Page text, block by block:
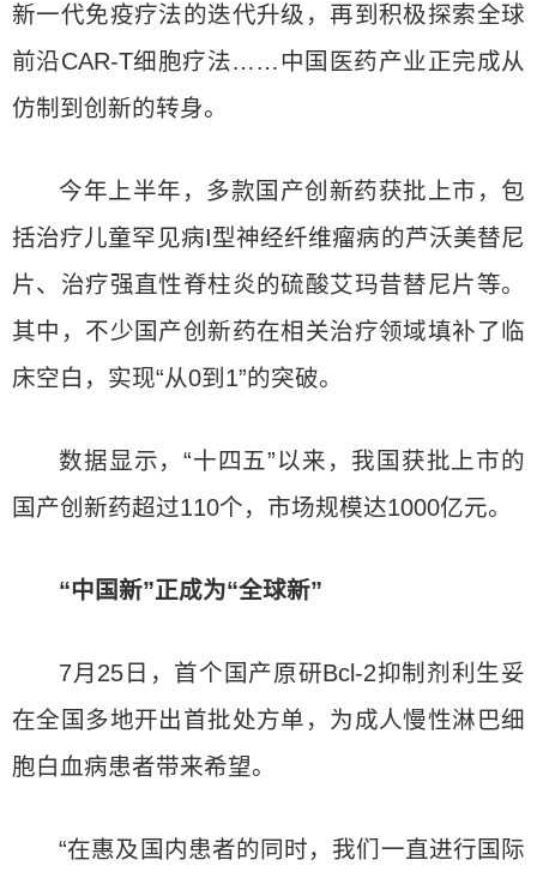
新一代免疫疗法的迭代升级，再到积极探索全球
前沿CAR-T细胞疗法……中国医药产业正完成从
仿制到创新的转身。
今年上半年，多款国产创新药获批上市，包
括治疗儿童罕见病I型神经纤维瘤病的芦沃美替尼
片、治疗强直性脊柱炎的硫酸艾玛昔替尼片等。
其中，不少国产创新药在相关治疗领域填补了临
床空白，实现“从0到1”的突破。
数据显示，“十四五”以来，我国获批上市的
国产创新药超过110个，市场规模达1000亿元。
“中国新”正成为“全球新”
7月25日，首个国产原研Bcl-2抑制剂利生妥
在全国多地开出首批处方单，为成人慢性淋巴细
胞白血病患者带来希望。
“在惠及国内患者的同时，我们一直进行国际